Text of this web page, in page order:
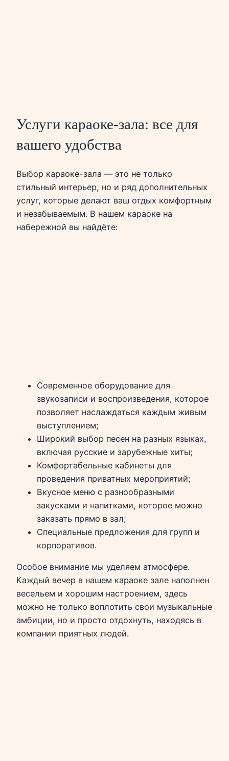
Услуги караоке-зала: все для
вашего удобства
Выбор караоке-зала — это не только
стильный интерьер, но и ряд дополнительных
услуг, которые делают ваш отдых комфортным
и незабываемым. В нашем караоке на
набережной вы найдёте:
Современное оборудование для
звукозаписи и воспроизведения, которое
позволяет наслаждаться каждым живым
выступлением;
Широкий выбор песен на разных языках,
включая русские и зарубежные хиты;
Комфортабельные кабинеты для
проведения приватных мероприятий;
Вкусное меню с разнообразными
закусками и напитками, которое можно
заказать прямо в зал;
Специальные предложения для групп и
корпоративов.
Особое внимание мы уделяем атмосфере.
Каждый вечер в нашем караоке зале наполнен
весельем и хорошим настроением, здесь
можно не только воплотить свои музыкальные
амбиции, но и просто отдохнуть, находясь в
компании приятных людей.